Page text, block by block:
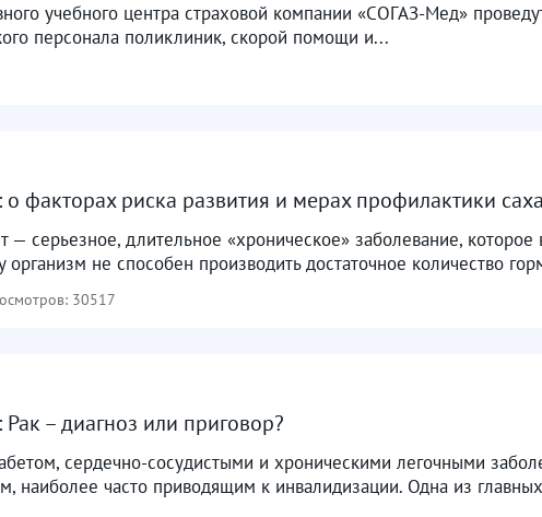
учебного центра страховой компании «СОГАЗ-Мед»
персонала поликлиник, скорой помощи и...
факторах риска развития и мерах профилактики
— серьезное, длительное «хроническое» заболевание,
организм не способен производить достаточное количество
30517
– диагноз или приговор?
сердечно-сосудистыми и хроническими легочными
наиболее часто приводящим к инвалидизации. Одна из